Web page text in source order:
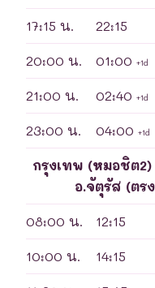
17:15 น. 22:15
20:00 น. 01:00 +1d
21:00 น. 02:40 +1d
23:00 น. 04:00 +1d
กรุงเทพ (หมอชิต
อ.จัตุรัส (ตร
08:00 น. 12:15
10:00 น. 14:15